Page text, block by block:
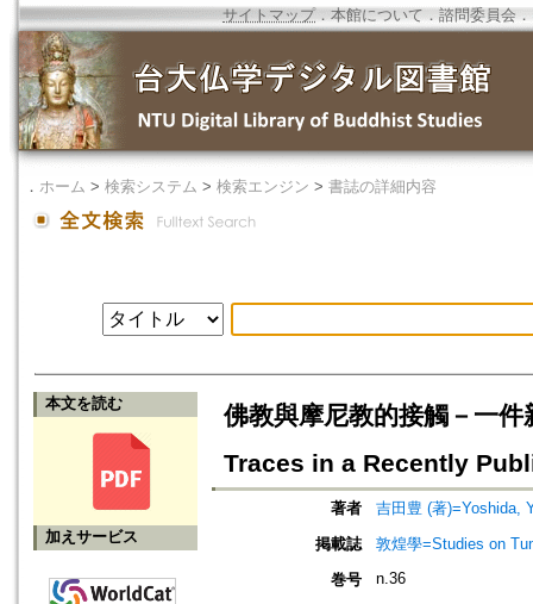
サイトマップ．本館について ． 諮問委員会 ．
． ホーム > 検索システム > 検索エンジン > 書誌の詳細内容
本文を読む
加えサービス
佛教與摩尼教的接觸－一
Traces in a Recently
著者
吉田豊 (著)=Yoshida,
掲載誌
敦煌學=Studies on
巻号
n.36